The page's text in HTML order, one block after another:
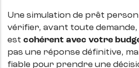
Une simulation de prêt
vérifier, avant toute
est cohérent avec votre
pas une réponse définitive,
fiable pour prendre une